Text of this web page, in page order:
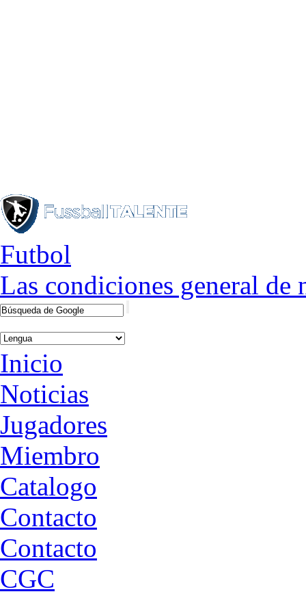
Futbol
Las condiciones general de
Inicio
Noticias
Jugadores
Miembro
Catalogo
Contacto
Contacto
CGC